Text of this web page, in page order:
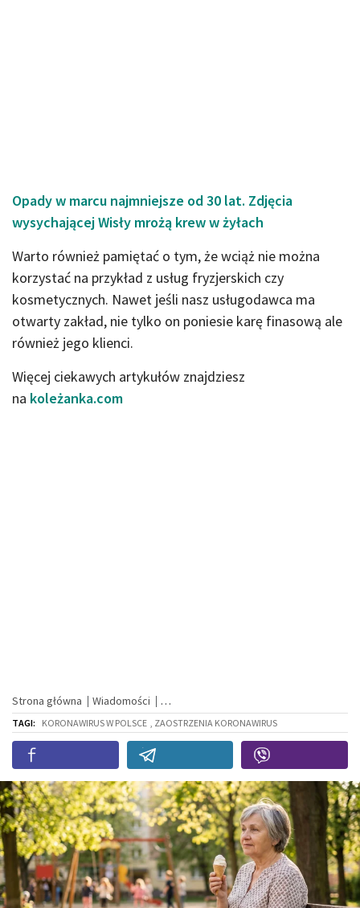
Opady w marcu najmniejsze od 30 lat. Zdjęcia
wysychającej Wisły mrożą krew w żyłach
Warto również pamiętać o tym, że wciąż nie można
korzystać na przykład z usług fryzjerskich czy
kosmetycznych. Nawet jeśli nasz usługodawca ma
otwarty zakład, nie tylko on poniesie karę finasową ale
również jego klienci.
Więcej ciekawych artykułów znajdziesz
na koleżanka.com
Strona główna Wiadomości
TAGI: KORONAWIRUS W POLSCE , ZAOSTRZENIA KORONAWIRUS